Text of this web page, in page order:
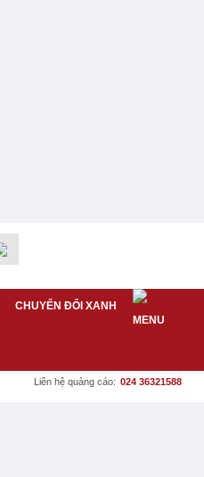
CHUYỂN ĐỔI XANH
Liên hệ quảng cáo: 024 36321588